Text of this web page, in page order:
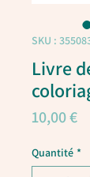
SKU :
Livre
10,00 €
Quantité *